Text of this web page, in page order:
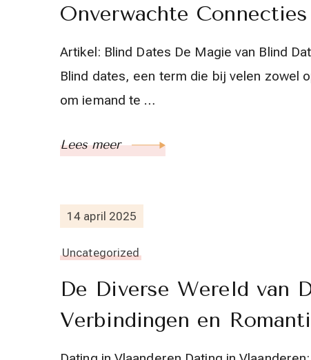
Onverwachte Connecties
Artikel: Blind Dates De Magie van Blind
Blind dates, een term die bij velen zowel
om iemand te …
Lees meer
14 april 2025
Uncategorized
De Diverse Wereld van
Verbindingen en